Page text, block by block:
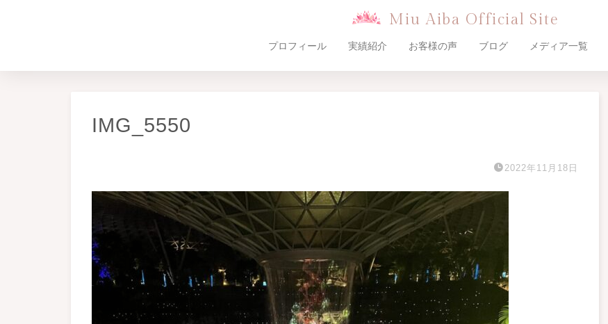
Miu Aiba Official Site
プロフィール 実績紹介 お客様の声 ブログ メディア一覧
IMG_5550
2022年11月18日